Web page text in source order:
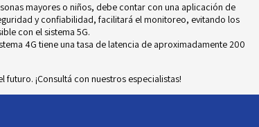
mayores o niños, debe contar con una aplicación de
y confiabilidad, facilitará el monitoreo, evitando los
con el sistema 5G.
4G tiene una tasa de latencia de aproximadamente 200
¡Consultá con nuestros especialistas!